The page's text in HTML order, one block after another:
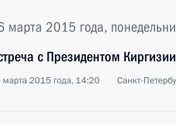
марта 2015 года,
с Президентом
марта 2015 года, 14:20 Санкт-